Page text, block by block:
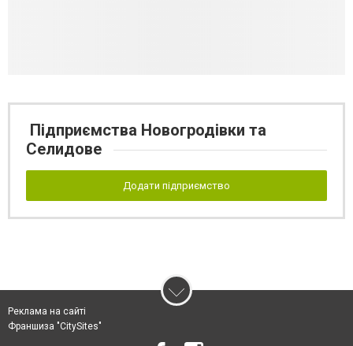
Підприємства Новогродівки та
Селидове
Додати підприємство
Реклама на сайті
Франшиза "CitySites"